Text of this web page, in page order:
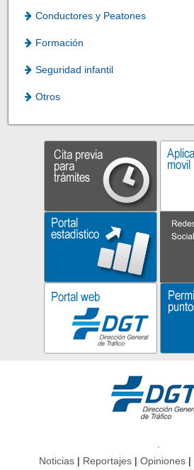
Conductores y Peatones
Formación
Seguridad infantil
Otros
Noticias Reportajes Opiniones